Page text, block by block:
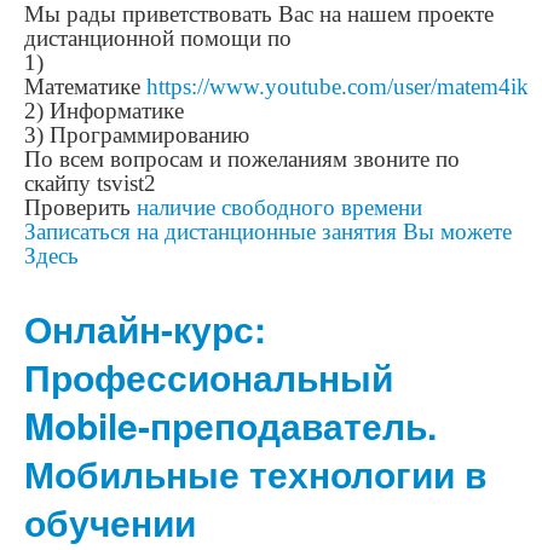
Мы рады приветствовать Вас на нашем проекте
дистанционной помощи по
1)
Математике https://www.youtube.com/user/matem4ik
2) Информатике
3) Программированию
По всем вопросам и пожеланиям звоните по
скайпу tsvist2
Проверить наличие свободного времени
Записаться на дистанционные занятия Вы можете
Здесь
Онлайн-курс:
Профессиональный
Mobile-преподаватель.
Мобильные технологии в
обучении